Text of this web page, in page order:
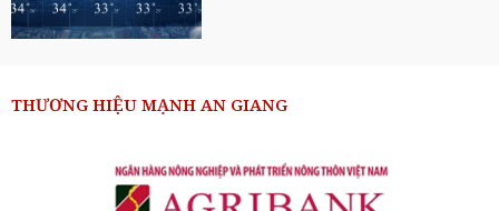
THƯƠNG HIỆU MẠNH AN GIANG